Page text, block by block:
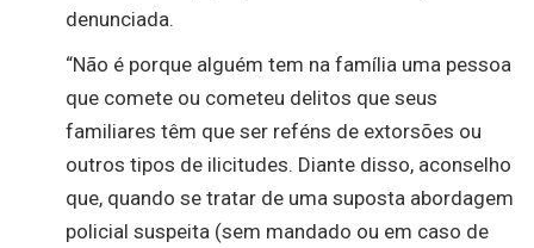
denunciada.
“Não é porque alguém tem na família uma pessoa
que comete ou cometeu delitos que seus
familiares têm que ser reféns de extorsões ou
outros tipos de ilicitudes. Diante disso, aconselho
que, quando se tratar de uma suposta abordagem
policial suspeita (sem mandado ou em caso de